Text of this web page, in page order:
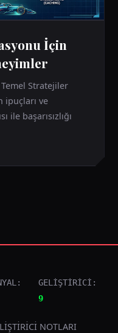
İçin
Stratejiler
ipuçları ve
ile başarısızlığı
GELİŞTİRİCİ:
9
NOTLARI